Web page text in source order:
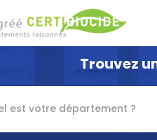
Trouvez
est votre département ?